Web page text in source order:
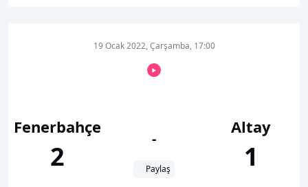
Fenerbahçe
2
19 Ocak 2022, Çarşamba, 17:00
-
Paylaş
Altay
1